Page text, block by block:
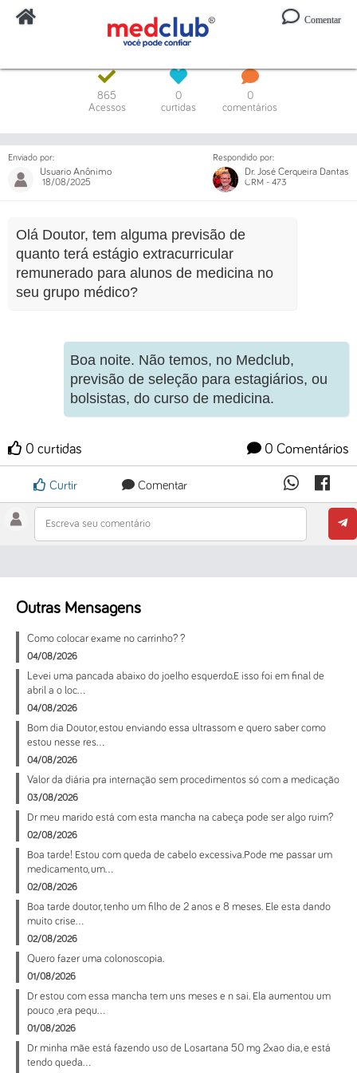
Comentar
Digite o código ou um trecho da mensagem
865
Acessos
0
curtidas
0
comentários
Enviado por:
Usuario Anônimo
18/08/2025
Respondido por:
Dr. José Cerqueira Dantas
CRM - 473
Olá Doutor, tem alguma previsão de
quanto terá estágio extracurricular
remunerado para alunos de medicina no
seu grupo médico?
Boa noite. Não temos, no Medclub,
previsão de seleção para estagiários, ou
bolsistas, do curso de medicina.
0 Comentários
0 curtidas
Curtir Comentar
Escreva seu comentário
Outras Mensagens
Como colocar exame no carrinho? ?
04/08/2026
Levei uma pancada abaixo do joelho esquerdo.E isso foi em final de
abril a o loc...
04/08/2026
Bom dia Doutor, estou enviando essa ultrassom e quero saber como
estou nesse res...
04/08/2026
Valor da diária pra internação sem procedimentos só com a medicação
03/08/2026
Dr meu marido está com esta mancha na cabeça pode ser algo ruim?
02/08/2026
Boa tarde! Estou com queda de cabelo excessiva.Pode me passar um
medicamento, um...
02/08/2026
Boa tarde doutor, tenho um filho de 2 anos e 8 meses. Ele esta dando
muito crise...
02/08/2026
Quero fazer uma colonoscopia.
01/08/2026
Dr estou com essa mancha tem uns meses e n sai. Ela aumentou um
pouco ,era pequ...
01/08/2026
Dr minha mãe está fazendo uso de Losartana 50 mg 2xao dia, e está
tendo queda...